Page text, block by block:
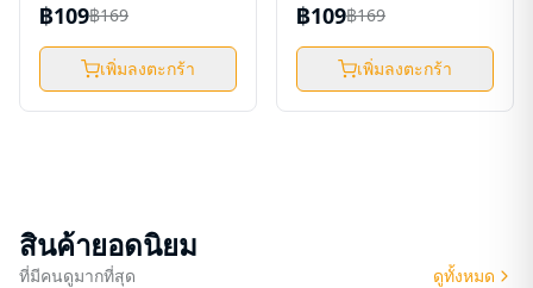
ขนาดธรรมดา รองเท้าแตะ
฿109฿169
เพิ่มลงตะกร้า
ขนาดธรรมดา รองเท้าแตะ
฿109฿169
เพิ่มลงตะกร้า
สินค้ายอดนิยม
ที่มีคนดูมากที่สุด ดูทั้งหมด